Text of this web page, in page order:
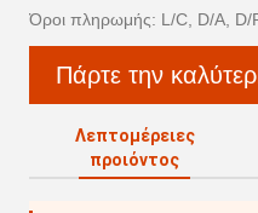
Όροι πληρωμής: L/C, D/A, D/
Πάρτε την
Λεπτομέρειες
προιόντος